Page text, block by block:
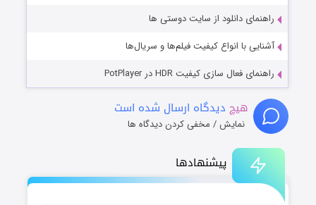
پیشنهادها
راهنمای دانلود از سایت دوستی ها
آشنایی با انواع کیفیت فیلم‌ها و سریال‌ها
راهنمای فعال سازی کیفیت HDR در PotPlayer
هیچ دیدگاه ارسال شده است
نمایش / مخفی کردن دیدگاه ها